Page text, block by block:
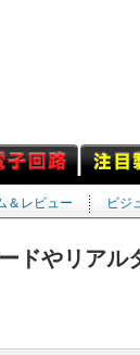
＆レビュー ビジ
ドやリア